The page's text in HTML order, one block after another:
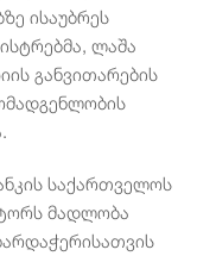
ისაუბრეს
ლაშა
განვითარების
საქართველოს
მადლობა